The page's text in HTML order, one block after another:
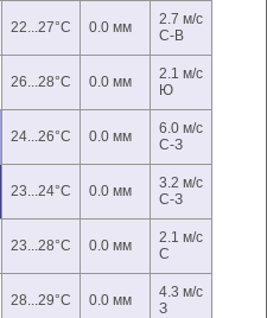
22...27°C 0.0 мм
2.7 м/с
С-В
26...28°C 0.0 мм
2.1 м/с
Ю
24...26°C 0.0 мм
6.0 м/с
С-З
23...24°C 0.0 мм
3.2 м/с
С-З
23...28°C 0.0 мм
2.1 м/с
С
28...29°C 0.0 мм
4.3 м/с
З